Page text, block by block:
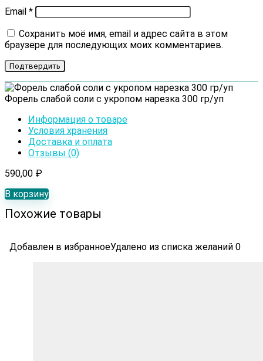
Email *
Сохранить моё имя, email и адрес сайта в этом
браузере для последующих моих комментариев.
Форель слабой соли с укропом нарезка 300 гр/уп
Информация о товаре
Условия хранения
Доставка и оплата
Отзывы (0)
590,00 ₽
В корзину
Похожие товары
Добавлен в избранноеУдалено из списка желаний 0